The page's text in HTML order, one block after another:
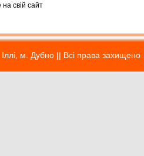
на свій сайт
м. Дубно || Вci права захищено